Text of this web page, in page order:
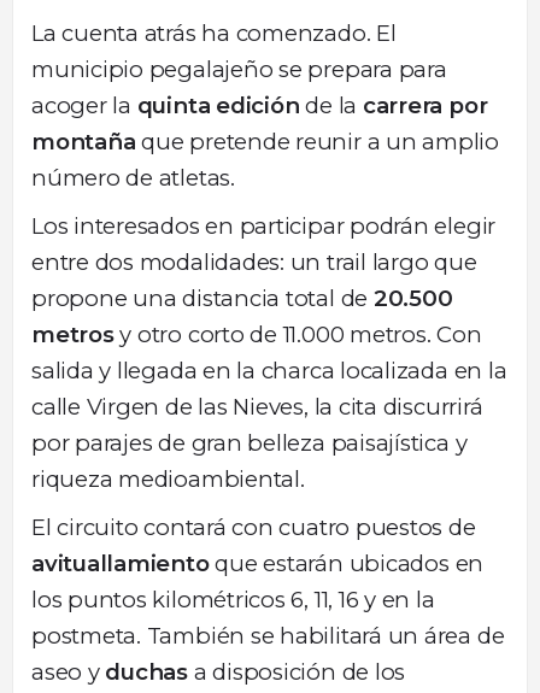
La cuenta atrás ha comenzado. El
municipio pegalajeño se prepara para
acoger la quinta edición de la carrera por
montaña que pretende reunir a un amplio
número de atletas.
Los interesados en participar podrán elegir
entre dos modalidades: un trail largo que
propone una distancia total de 20.500
metrosy otro corto de 11.000 metros. Con
salida y llegada en la charca localizada en la
calle Virgen de las Nieves, la cita discurrirá
por parajes de gran belleza paisajística y
riqueza medioambiental.
El circuito contará con cuatro puestos de
avituallamientoque estarán ubicados en
los puntos kilométricos 6, 11, 16 y en la
postmeta. También se habilitará un área de
aseo y duchas a disposición de los